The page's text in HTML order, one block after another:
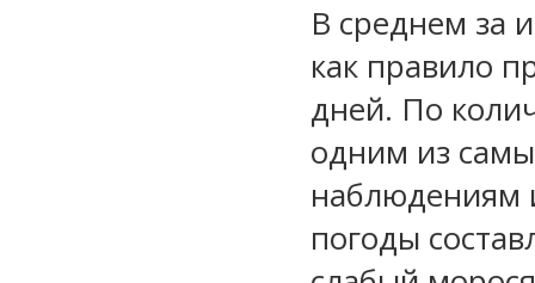
В среднем за
как правило
дней. По
одним из
наблюдениям
погоды